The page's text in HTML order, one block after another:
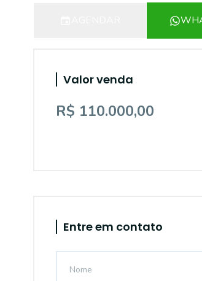
Valor venda
R$ 110.000,00
Entre em contato